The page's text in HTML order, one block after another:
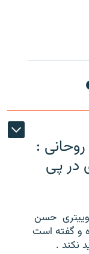
:
در پی
حسن
و گفته است
نکند .